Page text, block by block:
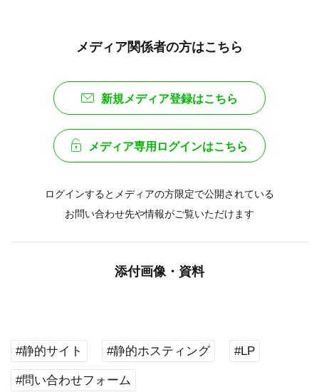
メディア関係者の方はこちら
新規メディア登録はこちら
メディア専用ログインはこちら
ログインするとメディアの方限定で公開されている
お問い合わせ先や情報がご覧いただけます
添付画像・資料
#静的サイト #静的ホスティング #LP
#問い合わせフォーム